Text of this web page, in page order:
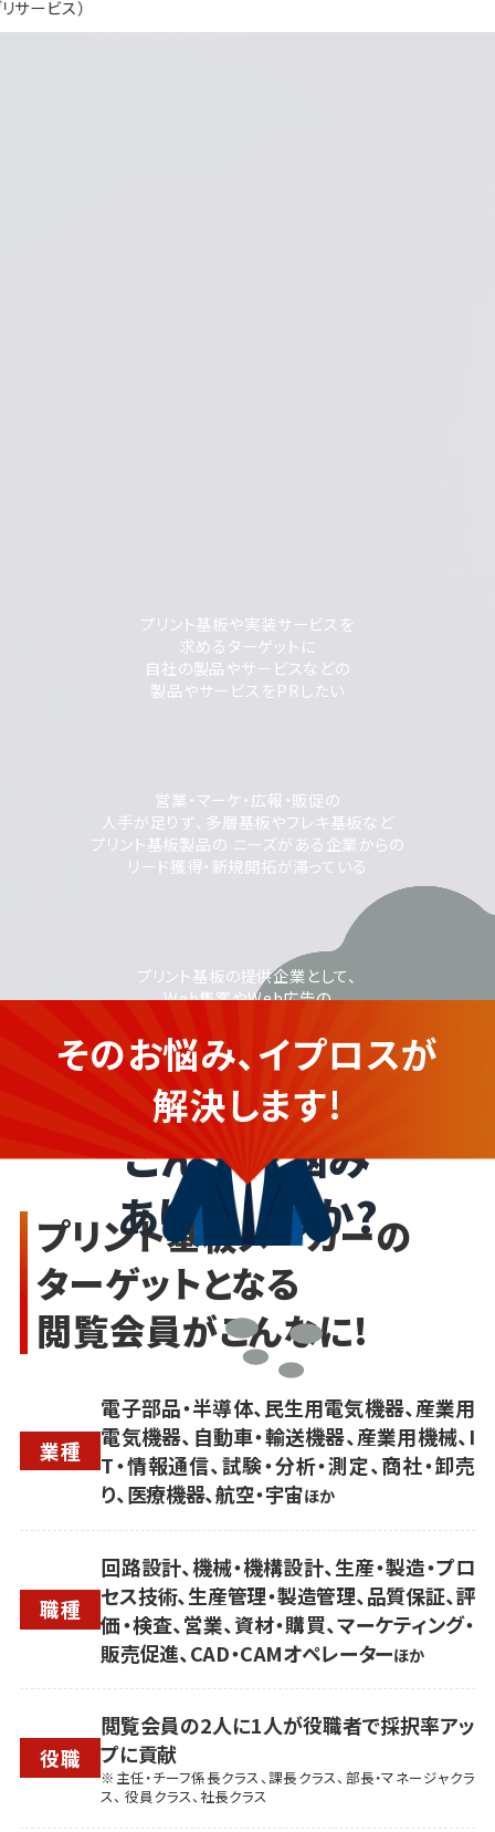
プリント基板を提供する企業さま
こんなお悩み
ありませんか?
プリント基板や実装サービスを
求めるターゲットに
自社の製品やサービスなどの
製品やサービスをPRしたい
営業・マーケ・広報・販促の
人手が足りず、多層基板やフレキ基板など
プリント基板製品の ニーズがある企業からの
リード獲得・新規開拓が滞っている
プリント基板の提供企業として、
Web集客やWeb広告の
運用に不安がある
そのお悩み、イプロスが
解決します!
プリント基板メーカーの
ターゲットとなる
閲覧会員がこんなに!
業種
電子部品・半導体、民生用電気機器、産業用
電気機器、自動車・輸送機器、産業用機械、I
T・情報通信、試験・分析・測定、商社・卸売
り、医療機器、航空・宇宙ほか
職種
回路設計、機械・機構設計、生産・製造・プロ
セス技術、生産管理・製造管理、品質保証、評
価・検査、営業、資材・購買、マーケティング・
販売促進、CAD・CAMオペレーターほか
役職
閲覧会員の2人に1人が役職者で採択率アッ
プに貢献
※主任・チーフ係長クラス、課長クラス、部長・マネージャクラ
ス、 役員クラス、社長クラス